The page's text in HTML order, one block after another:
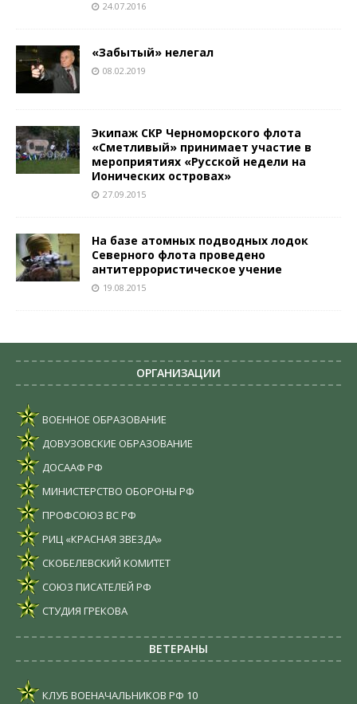
24.07.2016
«Забытый» нелегал
08.02.2019
Экипаж СКР Черноморского флота
«Сметливый» принимает участие в
мероприятиях «Русской недели на
Ионических островах»
27.09.2015
На базе атомных подводных лодок
Северного флота проведено
антитеррористическое учение
19.08.2015
ОРГАНИЗАЦИИ
ВОЕННОЕ ОБРАЗОВАНИЕ
ДОВУЗОВСКИЕ ОБРАЗОВАНИЕ
ДОСААФ РФ
МИНИСТЕРСТВО ОБОРОНЫ РФ
ПРОФСОЮЗ ВС РФ
РИЦ «КРАСНАЯ ЗВЕЗДА»
СКОБЕЛЕВСКИЙ КОМИТЕТ
СОЮЗ ПИСАТЕЛЕЙ РФ
СТУДИЯ ГРЕКОВА
ВЕТЕРАНЫ
КЛУБ ВОЕНАЧАЛЬНИКОВ РФ 10